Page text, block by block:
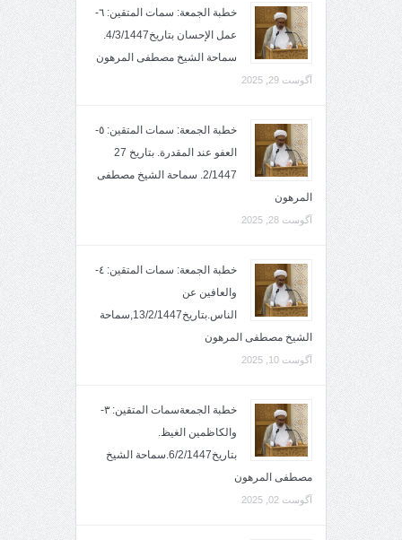
خطبة الجمعة: سمات المتقين: ٦-
عمل الإحسان بتاريخ4/3/1447.
سماحة الشيخ مصطفى المرهون
آگوست 29, 2025
خطبة الجمعة: سمات المتقين: ٥-
العفو عند المقدرة. بتاريخ 27
2/1447. سماحة الشيخ مصطفى
المرهون
آگوست 28, 2025
خطبة الجمعة: سمات المتقين: ٤-
والعافين عن
الناس.بتاريخ13/2/1447,سماحة
الشيخ مصطفى المرهون
آگوست 10, 2025
خطبة الجمعةسمات المتقين: ٣-
والكاظمين الغيظ.
بتاريخ6/2/1447.سماحة الشيخ
مصطفى المرهون
آگوست 02, 2025